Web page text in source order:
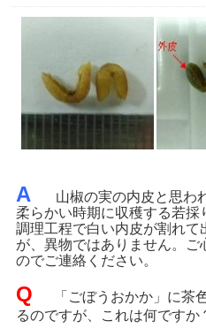
A
山椒の実の内皮と思わ
柔らかい時期に収穫する若採
調理工程で白い内皮が割れて
が、異物ではありません。
のでご連絡ください。
Q
「ごぼうおかか」に茶
るのですが、これは何ですか